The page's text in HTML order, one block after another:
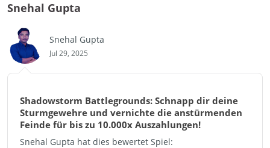
Snehal Gupta
Snehal Gupta
Jul 29, 2025
Shadowstorm Battlegrounds: Schnapp dir deine
Sturmgewehre und vernichte die anstürmenden
Feinde für bis zu 10.000x Auszahlungen!
Snehal Gupta hat dies bewertet Spiel: